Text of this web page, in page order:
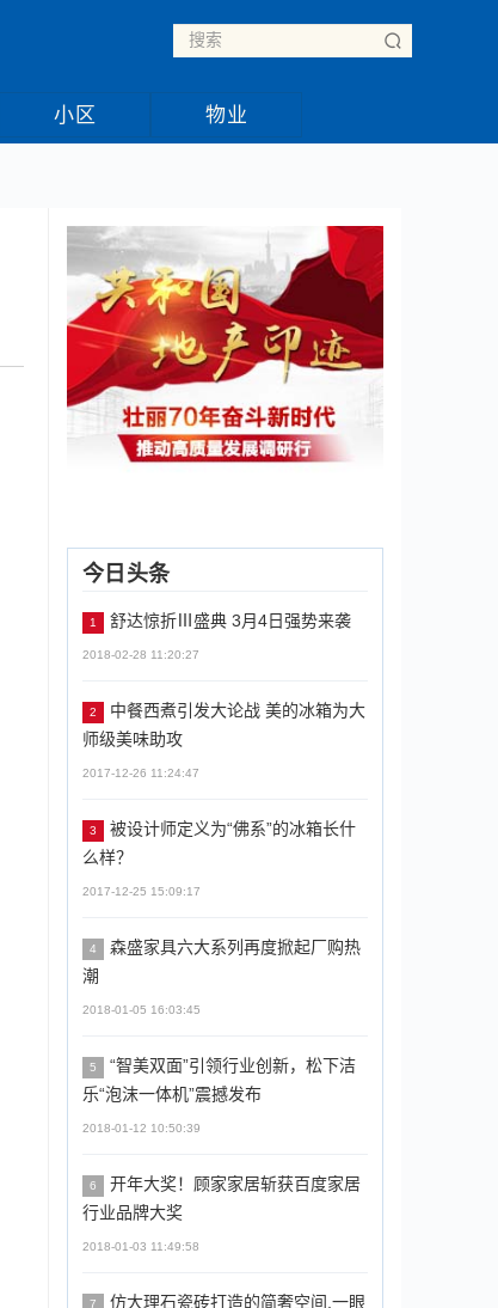
小区 物业
今日头条
1 舒达惊折Ⅲ盛典 3月4日强势来袭
2018-02-28 11:20:27
2
中餐西煮引发大论战 美的冰箱为大
师级美味助攻
2017-12-26 11:24:47
3
被设计师定义为“佛系”的冰箱长什
么样？
2017-12-25 15:09:17
4
森盛家具六大系列再度掀起厂购热
潮
2018-01-05 16:03:45
5
“智美双面”引领行业创新，松下洁
乐“泡沫一体机”震撼发布
2018-01-12 10:50:39
6
开年大奖！顾家家居斩获百度家居
行业品牌大奖
2018-01-03 11:49:58
7
仿大理石瓷砖打造的简奢空间,一眼